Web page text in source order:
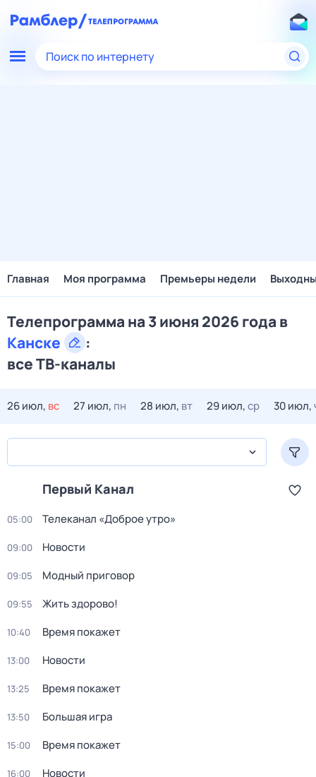
Поиск по интернету
Главная Моя программа Премьеры недели
Телепрограмма на 3 июня 2026 года в
Канске
:
все ТВ-каналы
26 июл, вс 27 июл, пн 28 июл, вт 29 июл,ср 30 июл,
Первый Канал
05:00 Телеканал «Доброе утро»
09:00 Новости
09:05 Модный приговор
09:55 Жить здорово!
10:40 Время покажет
13:00 Новости
13:25 Время покажет
13:50 Большая игра
15:00 Время покажет
16:00 Новости